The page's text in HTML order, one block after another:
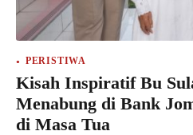
PERISTIWA
Kisah Inspiratif Bu
Menabung di Bank
di Masa Tua